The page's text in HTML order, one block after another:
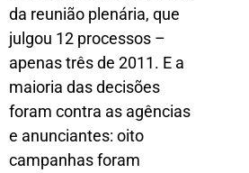
da reunião plenária, que
julgou 12 processos –
apenas três de 2011. E a
maioria das decisões
foram contra as agências
e anunciantes: oito
campanhas foram